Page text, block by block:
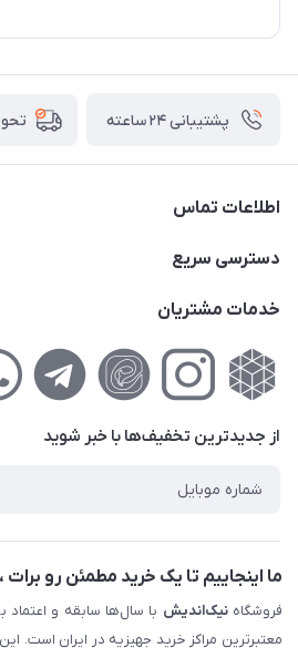
پشتیبانی ۲۴ ساعته
اطلاعات تماس
02177111474
کوچه گلریز 4 غربی ، پلاک 13
دسترسی سریع
حساب کاربری
لیست محصولات
خدمات مشتریان
راهنمای‌خرید‌آنلاین
حریم خصوصی
فروش‌اقساطی
از جدید‌ترین تخفیف‌ها با‌ خبر شوید
ما اینجاییم تا یک خرید مطمئن رو
فروشگاهنیک‌اندیش
معتبرترین مراکز خرید جهیزیه در ایران است.